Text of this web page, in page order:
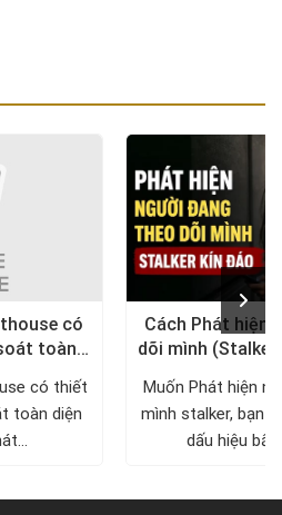
có
toàn
riêng tư
có thiết
toàn diện
Cách Phát hiện
dõi mình
Muốn Phát hiện
mình stalker, bạn
dấu hiệu bất